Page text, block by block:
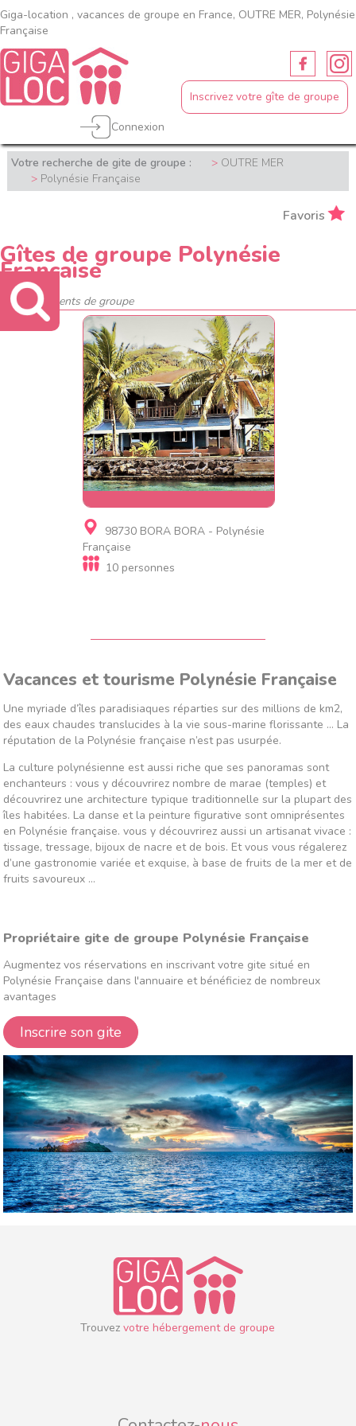
Giga-location , vacances de groupe en France, OUTRE MER, Polynésie
Française
Inscrivez votre gîte de groupe
Connexion
Votre recherche de gite de groupe :
OUTRE MER
Polynésie Française
Favoris
Gîtes de groupe Polynésie
Française
1 hébergements de groupe
Résidence de tourisme,
Chambre d'hôtes
Villa Moana
98730 BORA BORA - Polynésie
Française
10 personnes
Vacances et tourisme Polynésie Française
Une myriade d’îles paradisiaques réparties sur des millions de km2,
des eaux chaudes translucides à la vie sous-marine florissante … La
réputation de la Polynésie française n’est pas usurpée.
La culture polynésienne est aussi riche que ses panoramas sont
enchanteurs : vous y découvrirez nombre de marae (temples) et
découvrirez une architecture typique traditionnelle sur la plupart des
îles habitées. La danse et la peinture figurative sont omniprésentes
en Polynésie française. vous y découvrirez aussi un artisanat vivace :
tissage, tressage, bijoux de nacre et de bois. Et vous vous régalerez
d’une gastronomie variée et exquise, à base de fruits de la mer et de
fruits savoureux …
Propriétaire gite de groupe Polynésie Française
Augmentez vos réservations en inscrivant votre gite situé en
Polynésie Française dans l'annuaire et bénéficiez de nombreux
avantages
Inscrire son gite
Trouvez votre hébergement de groupe